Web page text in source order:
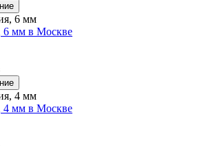
6 мм в Москве
4 мм в Москве